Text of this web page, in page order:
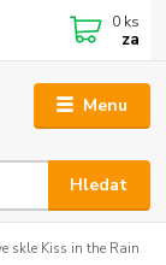
Menu
Hledat
0 ks
za
skle Kiss in the Rain